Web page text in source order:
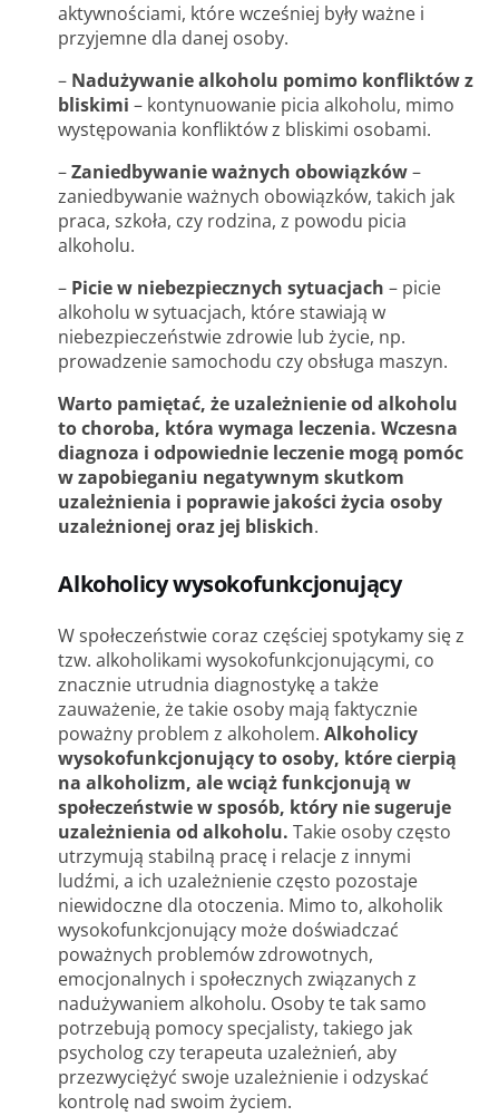
aktywnościami, które wcześniej były ważne i
przyjemne dla danej osoby.
– Nadużywanie alkoholu pomimo konfliktów z
bliskimi– kontynuowanie picia alkoholu, mimo
występowania konfliktów z bliskimi osobami.
–Zaniedbywanie ważnych obowiązków–
zaniedbywanie ważnych obowiązków, takich jak
praca, szkoła, czy rodzina, z powodu picia
alkoholu.
– Picie w niebezpiecznych sytuacjach– picie
alkoholu w sytuacjach, które stawiają w
niebezpieczeństwie zdrowie lub życie, np.
prowadzenie samochodu czy obsługa maszyn.
Warto pamiętać, że uzależnienie od alkoholu
to choroba, która wymaga leczenia. Wczesna
diagnoza i odpowiednie leczenie mogą pomóc
w zapobieganiu negatywnym skutkom
uzależnienia i poprawie jakości życia osoby
uzależnionej oraz jej bliskich.
Alkoholicy wysokofunkcjonujący
W społeczeństwie coraz częściej spotykamy się z
tzw. alkoholikami wysokofunkcjonującymi, co
znacznie utrudnia diagnostykę a także
zauważenie, że takie osoby mają faktycznie
poważny problem z alkoholem.Alkoholicy
wysokofunkcjonujący to osoby, które cierpią
na alkoholizm, ale wciąż funkcjonują w
społeczeństwie w sposób, który nie sugeruje
uzależnienia od alkoholu.Takie osoby często
utrzymują stabilną pracę i relacje z innymi
ludźmi, a ich uzależnienie często pozostaje
niewidoczne dla otoczenia. Mimo to, alkoholik
wysokofunkcjonujący może doświadczać
poważnych problemów zdrowotnych,
emocjonalnych i społecznych związanych z
nadużywaniem alkoholu. Osoby te tak samo
potrzebują pomocy specjalisty, takiego jak
psycholog czy terapeuta uzależnień, aby
przezwyciężyć swoje uzależnienie i odzyskać
kontrolę nad swoim życiem.